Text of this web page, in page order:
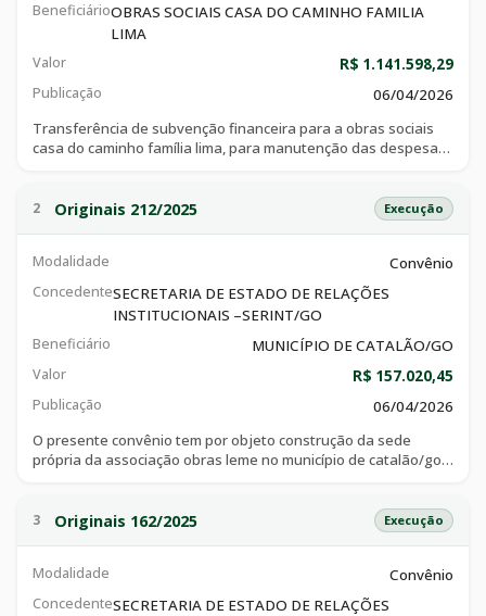
BeneficiárioOBRAS SOCIAIS CASA DO CAMINHO FAMILIA
LIMA
Valor R$ 1.141.598,29
Publicação
06/04/2026
Transferência de subvenção financeira para a obras sociais
casa do caminho família lima, para manutenção das despesas
no ano letivo de 2026
2 Originais 212/2025 Execução
Modalidade Convênio
ConcedenteSECRETARIA DE ESTADO DE RELAÇÕES
INSTITUCIONAIS –SERINT/GO
Beneficiário MUNICÍPIO DE CATALÃO/GO
Valor R$ 157.020,45
Publicação
06/04/2026
O presente convênio tem por objeto construção da sede
própria da associação obras leme no município de catalão/go,
3 Originais 162/2025 Execução
Modalidade Convênio
ConcedenteSECRETARIA DE ESTADO DE RELAÇÕES